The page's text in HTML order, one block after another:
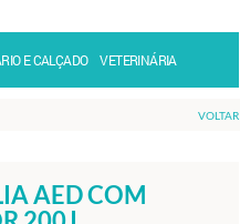
E CALÇADO VETERINÁRIA
VOLTAR
AED COM